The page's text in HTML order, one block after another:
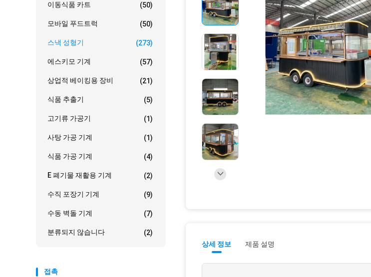
이동식품 카트 (50)
모바일 푸드트럭 (50)
스낵 성형기 (273)
에스키모 기계 (57)
상업적 베이킹용 장비 (21)
식품 추출기 (5)
고기류 가공기 (1)
사탕 가공 기계 (1)
식품 가공 기계 (4)
E 폐기물 재활용 기계 (2)
수직 포장기 기계 (9)
수동 벽돌 기계 (7)
분류되지 않습니다 (2)
접촉
상세 정보 제품 설명